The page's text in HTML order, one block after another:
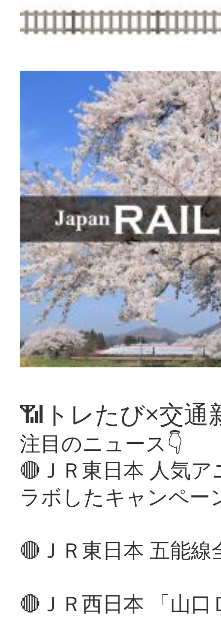
📶トレたび×交通
注目のニュース👇
🔴ＪＲ東日本 人気
ラボしたキャンペー
🔴ＪＲ東日本 五能
🔴ＪＲ西日本 「山